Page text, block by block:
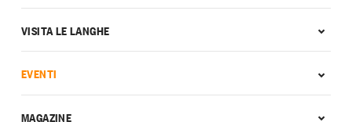
VISITA LE LANGHE
EVENTI
MAGAZINE